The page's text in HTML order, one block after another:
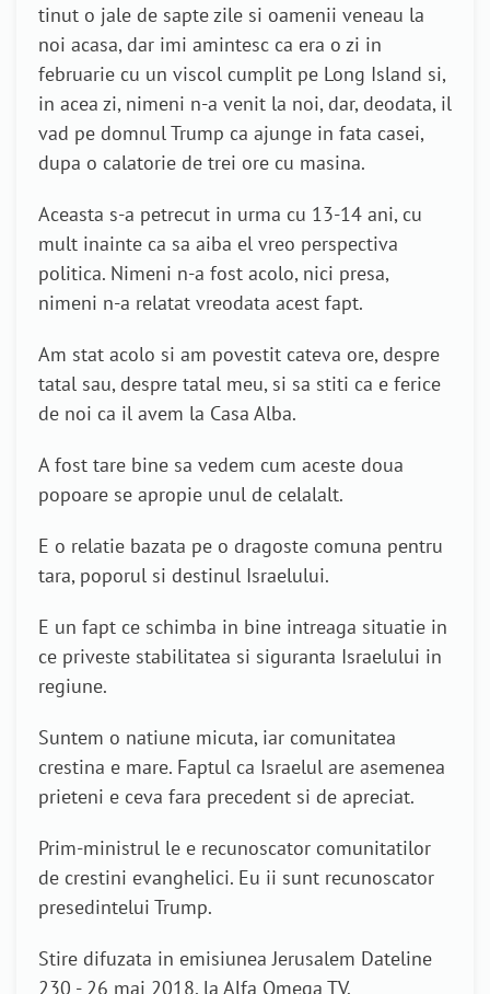
tinut o jale de sapte zile si oamenii veneau la
noi acasa, dar imi amintesc ca era o zi in
februarie cu un viscol cumplit pe Long Island si,
in acea zi, nimeni n-a venit la noi, dar, deodata, il
vad pe domnul Trump ca ajunge in fata casei,
dupa o calatorie de trei ore cu masina.
Aceasta s-a petrecut in urma cu 13-14 ani, cu
mult inainte ca sa aiba el vreo perspectiva
politica. Nimeni n-a fost acolo, nici presa,
nimeni n-a relatat vreodata acest fapt.
Am stat acolo si am povestit cateva ore, despre
tatal sau, despre tatal meu, si sa stiti ca e ferice
de noi ca il avem la Casa Alba.
A fost tare bine sa vedem cum aceste doua
popoare se apropie unul de celalalt.
E o relatie bazata pe o dragoste comuna pentru
tara, poporul si destinul Israelului.
E un fapt ce schimba in bine intreaga situatie in
ce priveste stabilitatea si siguranta Israelului in
regiune.
Suntem o natiune micuta, iar comunitatea
crestina e mare. Faptul ca Israelul are asemenea
prieteni e ceva fara precedent si de apreciat.
Prim-ministrul le e recunoscator comunitatilor
de crestini evanghelici. Eu ii sunt recunoscator
presedintelui Trump.
Stire difuzata in emisiunea Jerusalem Dateline
230 - 26 mai 2018, la Alfa Omega TV.